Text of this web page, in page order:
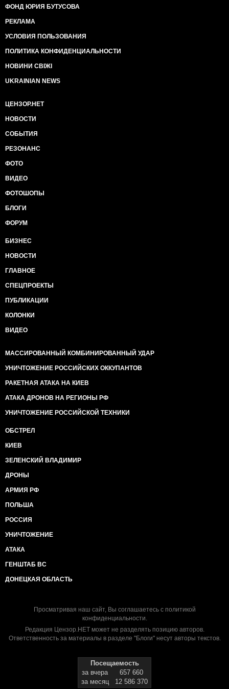
попытки истребить народ рома (ранее известный
как цыгане) - это геноцид, но умерщвление,
обязательно будет геноцидом. Нельзя убивать
"католиков", но можно ликвидировать "верующих" и
тем самым увернуться от обвинения в геноциде.
Теперь у человека, который утверждает, что «…
говека» хватает наглости не признавать Голодомор
которые в свое время протащили в ООН удобную
только для них формулировку и теперь придираться
Вы только поглядите, как россияне преспокойно
воспринимают обвинение в массовом убийстве, но
совершено по расистским мотивам.
убийство, вне зависимости от мотива - будь то
предвзятость или стремление к якобы
Более того, такое разграничение обычно является
надуманным. Геноцид по расовому признаку часто
прогресса. В период "голодомора" российская
советская власть систематически искореняла
второсортную и не подлежащую сохранению.
китайские военные в Тибете тоже мнят себя
"модернизаторами".
ФОНД ЮРИЯ БУТУСОВА
РЕКЛАМА
УСЛОВИЯ ПОЛЬЗОВАНИЯ
ПОЛИТИКА КОНФИДЕНЦИАЛЬНОСТИ
НОВИНИ СВІЖІ
UKRAINIAN NEWS
ЦЕНЗОР.НЕТ
НОВОСТИ
СОБЫТИЯ
РЕЗОНАНС
ФОТО
ВИДЕО
ФОТОШОПЫ
БЛОГИ
ФОРУМ
БИЗНЕС
НОВОСТИ
ГЛАВНОЕ
СПЕЦПРОЕКТЫ
ПУБЛИКАЦИИ
КОЛОНКИ
ВИДЕО
МАССИРОВАННЫЙ КОМБИНИРОВАННЫЙ УДАР
УНИЧТОЖЕНИЕ РОССИЙСКИХ ОККУПАНТОВ
РАКЕТНАЯ АТАКА НА КИЕВ
АТАКА ДРОНОВ НА РЕГИОНЫ РФ
УНИЧТОЖЕНИЕ РОССИЙСКОЙ ТЕХНИКИ
ОБСТРЕЛ
КИЕВ
ЗЕЛЕНСКИЙ ВЛАДИМИР
ДРОНЫ
АРМИЯ РФ
ПОЛЬША
РОССИЯ
УНИЧТОЖЕНИЕ
АТАКА
ГЕНШТАБ ВС
ДОНЕЦКАЯ ОБЛАСТЬ
Просматривая наш сайт, Вы соглашаетесь с политикой
конфиденциальности.
Редакция Цензор.НЕТ может не разделять позицию авторов.
Ответственность за материалы в разделе "Блоги" несут авторы текстов.
Посещаемость
за вчера
657 660
за месяц
12 586 370